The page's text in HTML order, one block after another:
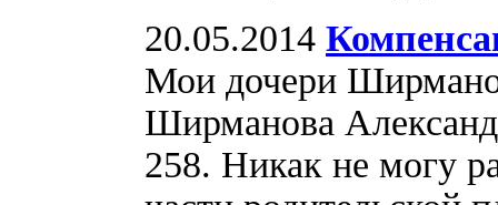
20.05.2014
Мои дочери
Ширманова
258. Никак не могу